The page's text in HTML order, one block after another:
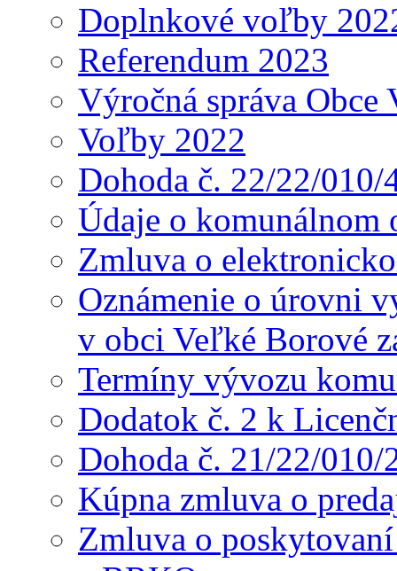
Doplnkové voľby
Referendum 2023
Výročná správa
Voľby 2022
Dohoda č. 22/22/
Údaje o komunálnom
Zmluva o
Oznámenie o úrovni
v obci Veľké Borové
Termíny vývozu
Dodatok č. 2 k
Dohoda č. 21/22/
Kúpna zmluva o
Zmluva o